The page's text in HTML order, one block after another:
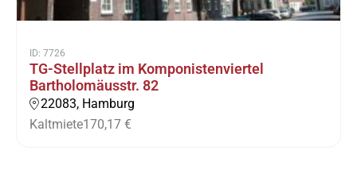
ID: 7726
TG-Stellplatz im Komponistenviertel
Bartholomäusstr. 82
22083, Hamburg
Kaltmiete170,17 €